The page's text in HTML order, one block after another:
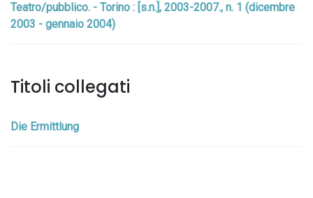
Teatro/pubblico. - Torino : [s.n.], 2003-2007., n. 1 (dicembre
2003 - gennaio 2004)
Titoli collegati
Die Ermittlung